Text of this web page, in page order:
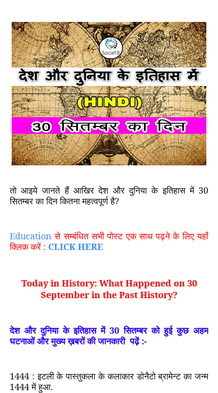
तो आइये जानते हैं आखिर देश और दुनिया के इतिहास में 30
सितम्बर का दिन कितना महत्वपूर्ण है?
Education से सम्बंधित सभी पोस्ट एक साथ पढ़ने के लिए यहाँ
क्लिक करें : CLICK HERE
Today in History: What Happened on 30
September in the Past History?
देश और दुनिया के इतिहास में 30 सितम्बर को हुई कुछ अहम
घटनाओं और मुख्य ख़बरों की जानकारी पढ़ें :-
1444 :इटली के पास्तुकला के कलाकार डोनैटो ब्रामेन्ट का जन्म
1444में हुआ.